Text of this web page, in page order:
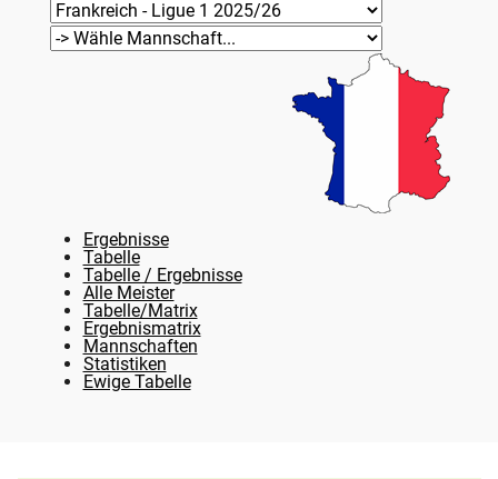
Ergebnisse
Tabelle
Tabelle / Ergebnisse
Alle Meister
Tabelle/Matrix
Ergebnismatrix
Mannschaften
Statistiken
Ewige Tabelle